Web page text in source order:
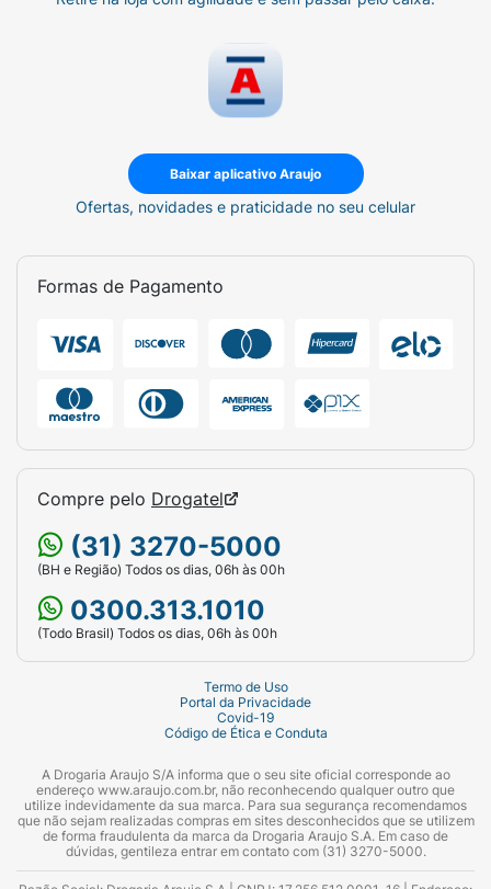
Baixar aplicativo Araujo
Ofertas, novidades e praticidade no seu celular
Formas de Pagamento
Compre pelo Drogatel
(31) 3270-5000
(BH e Região) Todos os dias, 06h às 00h
0300.313.1010
(Todo Brasil) Todos os dias, 06h às 00h
Termo de Uso
Portal da Privacidade
Covid-19
Código de Ética e Conduta
A Drogaria Araujo S/A informa que o seu site oficial corresponde ao
endereço www.araujo.com.br, não reconhecendo qualquer outro que
utilize indevidamente da sua marca. Para sua segurança recomendamos
que não sejam realizadas compras em sites desconhecidos que se utilizem
de forma fraudulenta da marca da Drogaria Araujo S.A. Em caso de
dúvidas, gentileza entrar em contato com (31) 3270-5000.